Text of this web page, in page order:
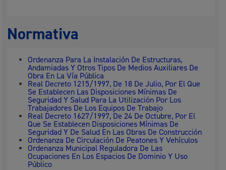
Normativa
Ordenanza Para La Instalación De Estructuras,
Andamiadas Y Otros Tipos De Medios Auxiliares De
Obra En La Vía Pública
Real Decreto 1215/1997, De 18 De Julio, Por El Que
Se Establecen Las Disposiciones Mínimas De
Seguridad Y Salud Para La Utilización Por Los
Trabajadores De Los Equipos De Trabajo
Real Decreto 1627/1997, De 24 De Octubre, Por El
Que Se Establecen Disposiciones Mínimas De
Seguridad Y De Salud En Las Obras De Construcción
Ordenanza De Circulación De Peatones Y Vehículos
Ordenanza Municipal Reguladora De Las
Ocupaciones En Los Espacios De Dominio Y Uso
Público